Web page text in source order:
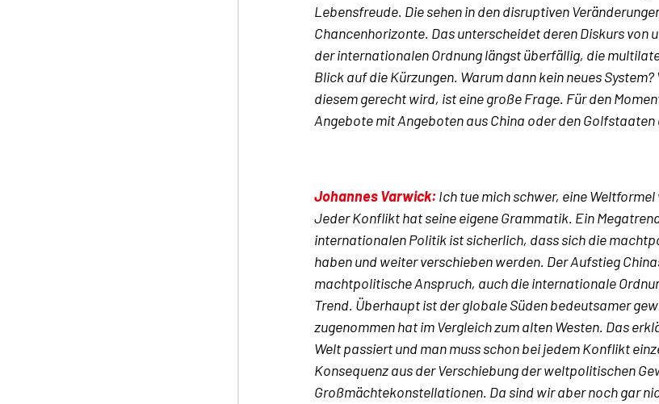
Lebensfreude. Die sehen in den disruptiven
Chancenhorizonte. Das unterscheidet deren Diskurs von
der internationalen Ordnung längst überfällig, die
Blick auf die Kürzungen. Warum dann kein neues
diesem gerecht wird, ist eine große Frage. Für den
Angebote mit Angeboten aus China oder den
Johannes Varwick: Ich tue mich schwer, eine
Jeder Konflikt hat seine eigene Grammatik. Ein
internationalen Politik ist sicherlich, dass sich die
haben und weiter verschieben werden. Der Aufstieg
machtpolitische Anspruch, auch die internationale
Trend. Überhaupt ist der globale Süden bedeutsamer
zugenommen hat im Vergleich zum alten Westen. Das
Welt passiert und man muss schon bei jedem Konflikt
Konsequenz aus der Verschiebung der weltpolitischen
Großmächtekonstellationen. Da sind wir aber noch gar